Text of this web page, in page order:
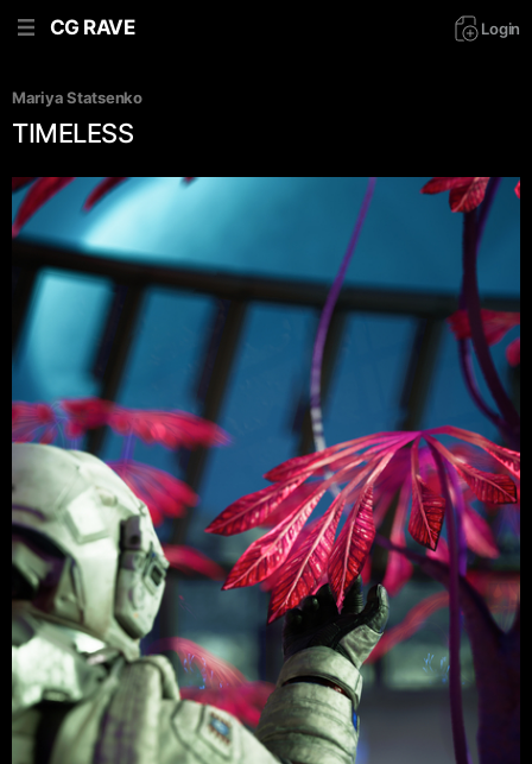
CG RAVE Login
Mariya Statsenko
TIMELESS